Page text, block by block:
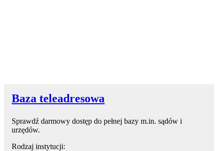
Baza teleadresowa
Sprawdź darmowy dostęp do pełnej bazy m.in. sądów i
urzędów.
Rodzaj instytucji: